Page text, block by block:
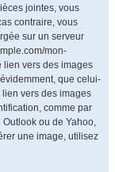
jointes, vous
contraire, vous
sur un serveur
mon-
lien vers des images
que celui-
vers des images
comme par
ou de Yahoo,
une image, utilisez